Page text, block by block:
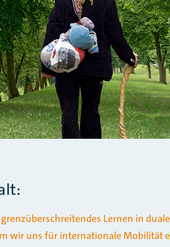
Lernen in
wir uns für internationale Mobilität